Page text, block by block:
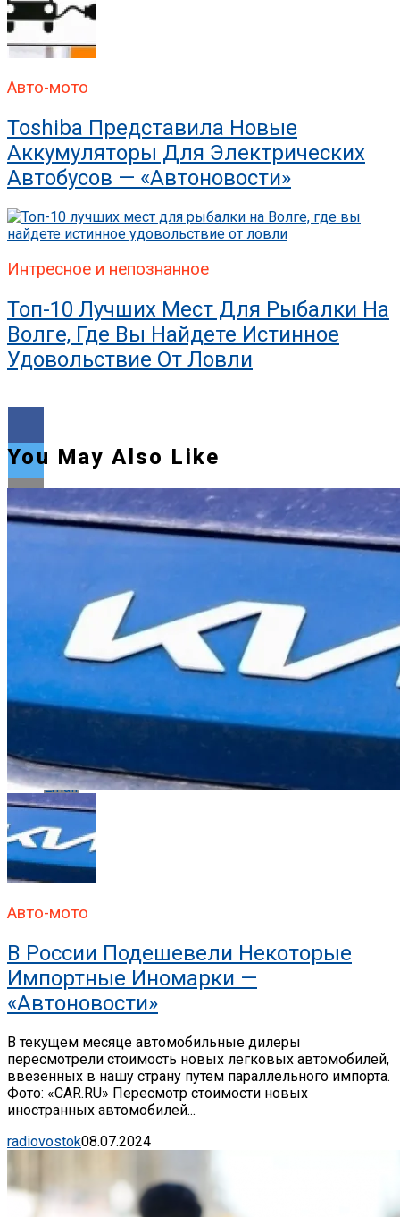
Авто-мото
Toshiba Представила Новые
Аккумуляторы Для Электрических
Автобусов — «Автоновости»
Интресное и непознанное
Топ-10 Лучших Мест Для Рыбалки На
Волге, Где Вы Найдете Истинное
Удовольствие От Ловли
Flipboard
Pinterest
Whatsapp
Email
You May Also Like
Авто-мото
В России Подешевели Некоторые
Импортные Иномарки —
«Автоновости»
В текущем месяце автомобильные дилеры
пересмотрели стоимость новых легковых автомобилей,
ввезенных в нашу страну путем параллельного импорта.
Фото: «CAR.RU» Пересмотр стоимости новых
иностранных автомобилей...
radiovostok08.07.2024